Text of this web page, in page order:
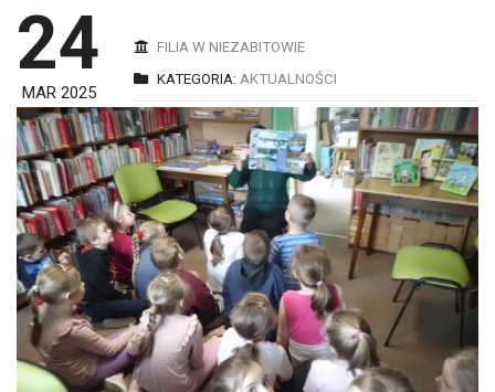
24
MAR 2025
FILIA W NIEZABITOWIE
KATEGORIA: AKTUALNOŚCI